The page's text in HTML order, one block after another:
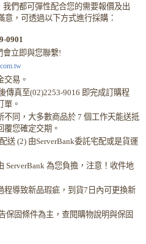
們都可彈性配合您的需要報價及出
，可透過以下方式進行採購：
0901
會立即與您聯繫!
交易。
傳真至(02)2253-9016 即完成訂購程
單。
同，大多數商品於 7 個工作天能送抵
覆您確定交期。
送 (2) 由ServerBank委託宅配或是貨運
ServerBank 為您負擔，注意！收件地
導致新品瑕疵，到貨7日內可更換新
保固條件為主，查閱購物說明與保固